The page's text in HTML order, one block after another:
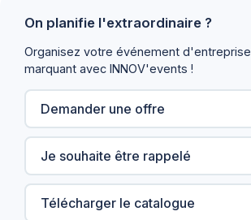
On planifie l'extraordinaire ?
Organisez votre événement d'entreprise
marquant avec INNOV'events !
Demander une offre
Je souhaite être rappelé
Télécharger le catalogue